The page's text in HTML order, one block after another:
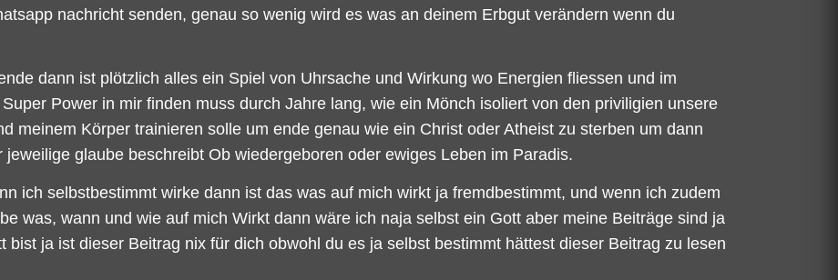
nachricht senden, genau so wenig wird es was an deinem Erbgut verändern wenn du
dann ist plötzlich alles ein Spiel von Uhrsache und Wirkung wo Energien fliessen und im
Power in mir finden muss durch Jahre lang, wie ein Mönch isoliert von den priviligien unsere
meinem Körper trainieren solle um ende genau wie ein Christ oder Atheist zu sterben um dann
glaube beschreibt Ob wiedergeboren oder ewiges Leben im Paradis.
ich selbstbestimmt wirke dann ist das was auf mich wirkt ja fremdbestimmt, und wenn ich zudem
was, wann und wie auf mich Wirkt dann wäre ich naja selbst ein Gott aber meine Beiträge sind ja
bist ja ist dieser Beitrag nix für dich obwohl du es ja selbst bestimmt hättest dieser Beitrag zu lesen